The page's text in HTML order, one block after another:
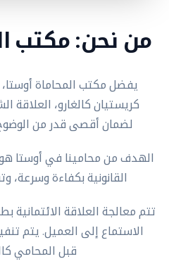
من نحن: مكتب
يفضل مكتب المحاماة
كريستيان كالغارو، العلاقة
لضمان أقصى قدر من
الهدف من محامينا في أوستا هو
القانونية بكفاءة
تتم معالجة العلاقة الائتمانية
الاستماع إلى العميل. يتم
قبل المحامي